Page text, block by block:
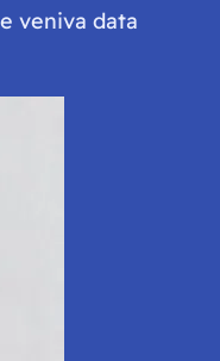
veniva data